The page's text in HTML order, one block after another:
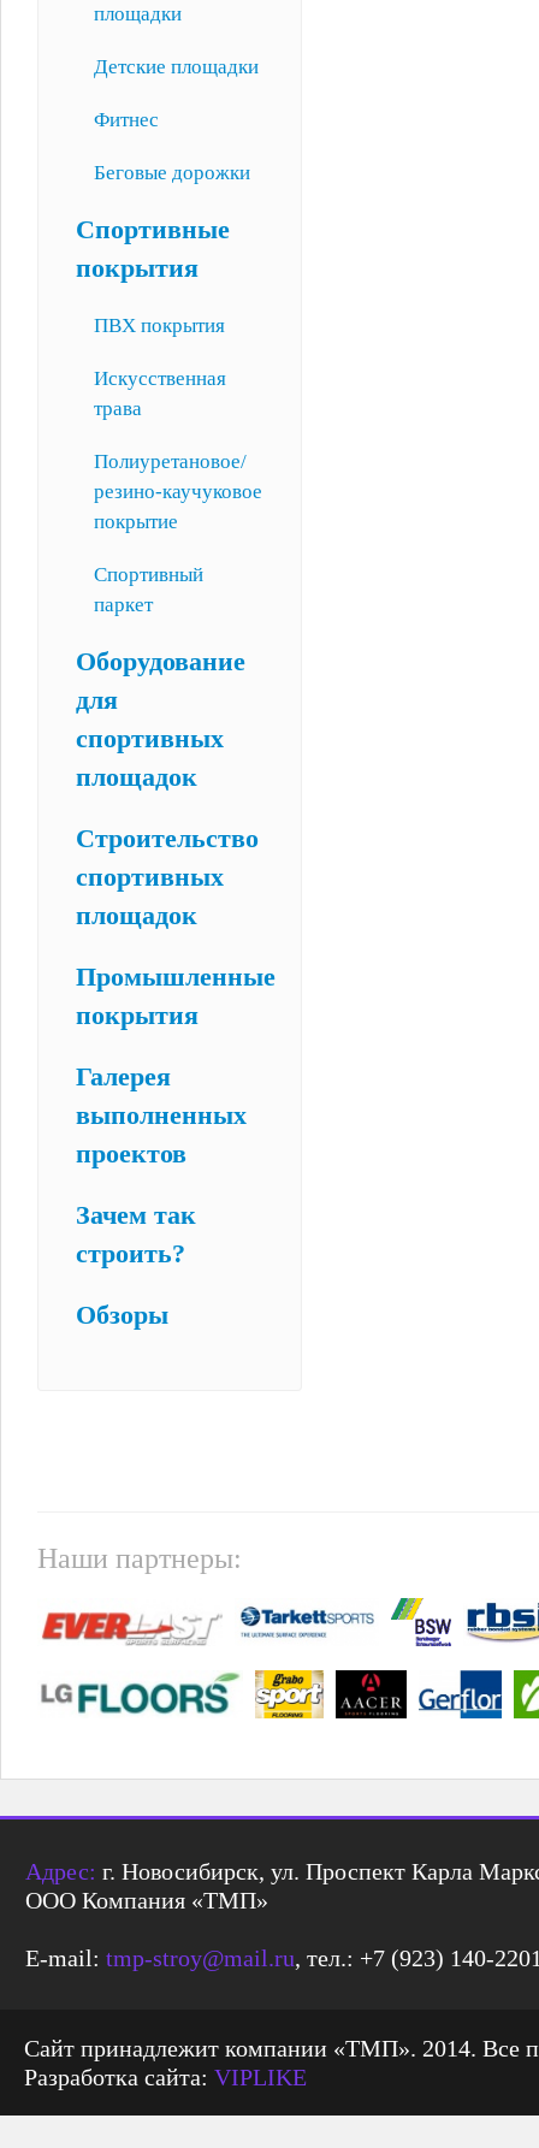
площадки
Детские площадки
Фитнес
Беговые дорожки
Спортивные
покрытия
ПВХ покрытия
Искусственная
трава
Полиуретановое/
резино-каучуковое
покрытие
Спортивный
паркет
Оборудование
для
спортивных
площадок
Строительство
спортивных
площадок
Промышленные
покрытия
Галерея
выполненных
проектов
Зачем так
строить?
Обзоры
Наши партнеры:
Адрес: г. Новосибирск, ул. Проспект Карла
ООО Компания «ТМП»
E-mail: tmp-stroy@mail.ru, тел.: +7 (923) 140-
Сайт принадлежит компании «ТМП». 2014. Все
Разработка сайта: VIPLIKE